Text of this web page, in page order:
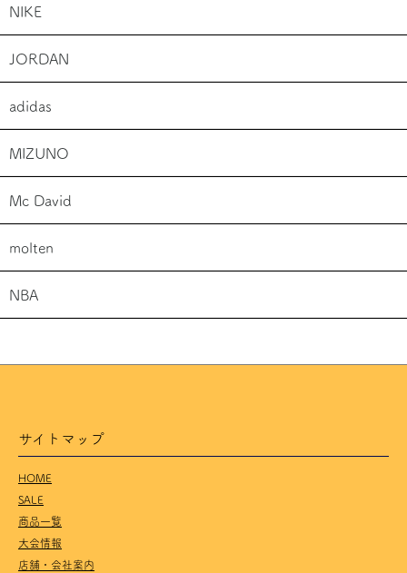
NIKE
JORDAN
adidas
MIZUNO
Mc David
molten
NBA
サイトマップ
HOME
SALE
商品一覧
大会情報
店舗・会社案内